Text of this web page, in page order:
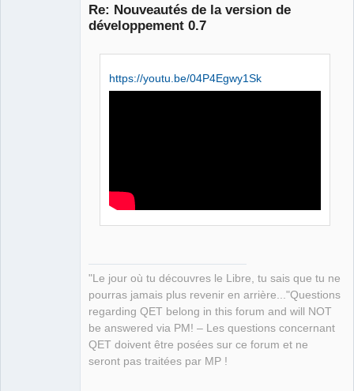
Re: Nouveautés de la version de
développement 0.7
https://youtu.be/04P4Egwy1Sk
"Le jour où tu découvres le Libre, tu sais que tu ne
pourras jamais plus revenir en arrière..."Questions
regarding QET belong in this forum and will NOT
be answered via PM! – Les questions concernant
QET doivent être posées sur ce forum et ne
seront pas traitées par MP !